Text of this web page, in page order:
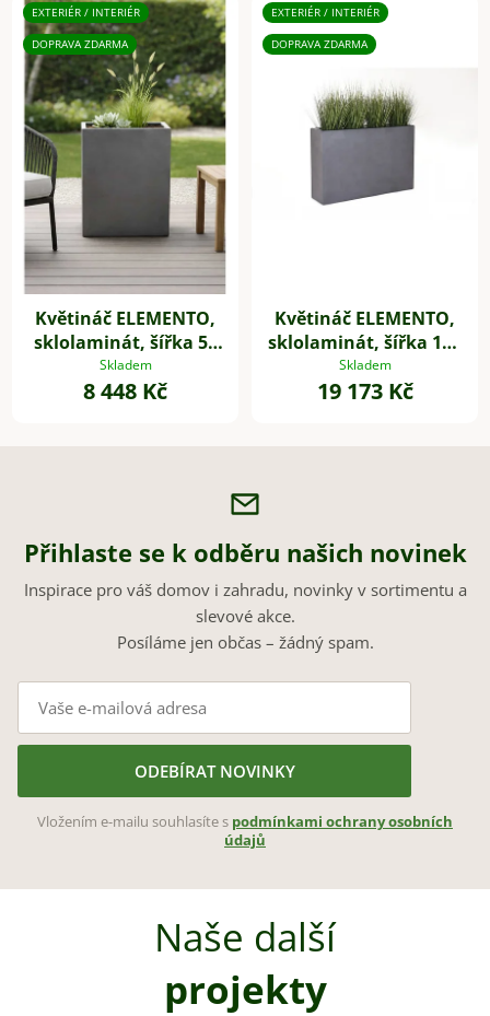
EXTERIÉR / INTERIÉR
DOPRAVA ZDARMA
Květináč ELEMENTO,
sklolaminát, šířka 59
cm, beton design
Skladem
8 448 Kč
EXTERIÉR / INTERIÉR
DOPRAVA ZDARMA
Květináč ELEMENTO,
sklolaminát, šířka 117
cm, beton design
Skladem
19 173 Kč
Přihlaste se k odběru našich novinek
Inspirace pro váš domov i zahradu, novinky v sortimentu a
slevové akce.
Posíláme jen občas – žádný spam.
ODEBÍRAT NOVINKY
Vložením e-mailu souhlasíte s podmínkami ochrany osobních
údajů
Naše další
projekty